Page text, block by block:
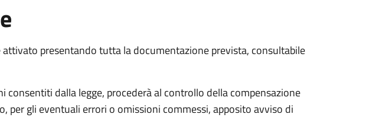
attivato presentando tutta la documentazione prevista, consultabile
consentiti dalla legge, procederà al controllo della compensazione
per gli eventuali errori o omissioni commessi, apposito avviso di